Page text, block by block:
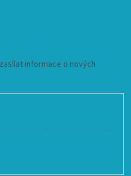
informace o nových